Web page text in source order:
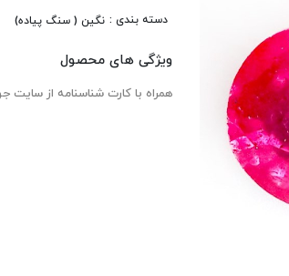
دسته بندی : نگین ( سنگ پیاده)
ویژگی های محصول
همراه با کارت شناسنامه از سایت